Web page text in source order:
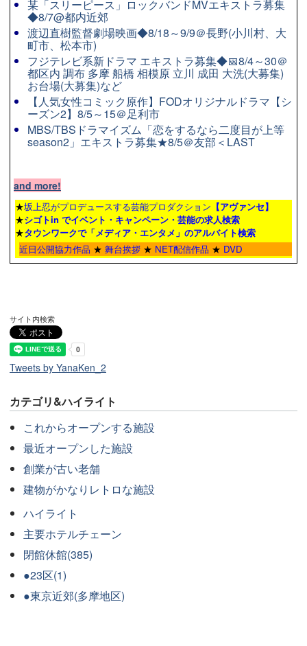
某「スリーピース」ロックバンドMVエキストラ募集
◆8/7@都内近郊
渡辺直樹監督劇場映画◆8/18～9/9＠長野(小川村、大
町市、松本市)
フジテレビ系新ドラマ エキストラ募集◆📅8/4～30＠
都区内 調布 多摩 船橋 相模原 立川 成田 大洗(大募集)
お台場(大募集)など
【人気女性コミック原作】FODオリジナルドラマ【シ
ーズン2】8/5～15＠足利市
MBS/TBSドラマイズム「恋をするなら二度目が上等
season2」エキストラ募集★8/5＠友部＜LAST
and more!
★坂上忍がプロデュースする芸能プロダクション 【アヴァンセ】
★シゴトin でイベント・キャンペーン・芸能の求人検索
★タウンワークで「メディア・エンタメ」のアルバイト検索
近日公開協力作品 ★ 舞台挨拶 ★ NET配信作品 ★ DVD
サイト内検索
Tweets by YanaKen_2
カテゴリ&ハイライト
これからオープンする施設
最近オープンした施設
創業が古い老舗
建物がかなりレトロな施設
ハイライト
主要ホテルチェーン
閉館休館(385)
●23区(1)
●東京近郊(多摩地区)